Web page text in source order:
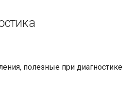
полезные при диагностике